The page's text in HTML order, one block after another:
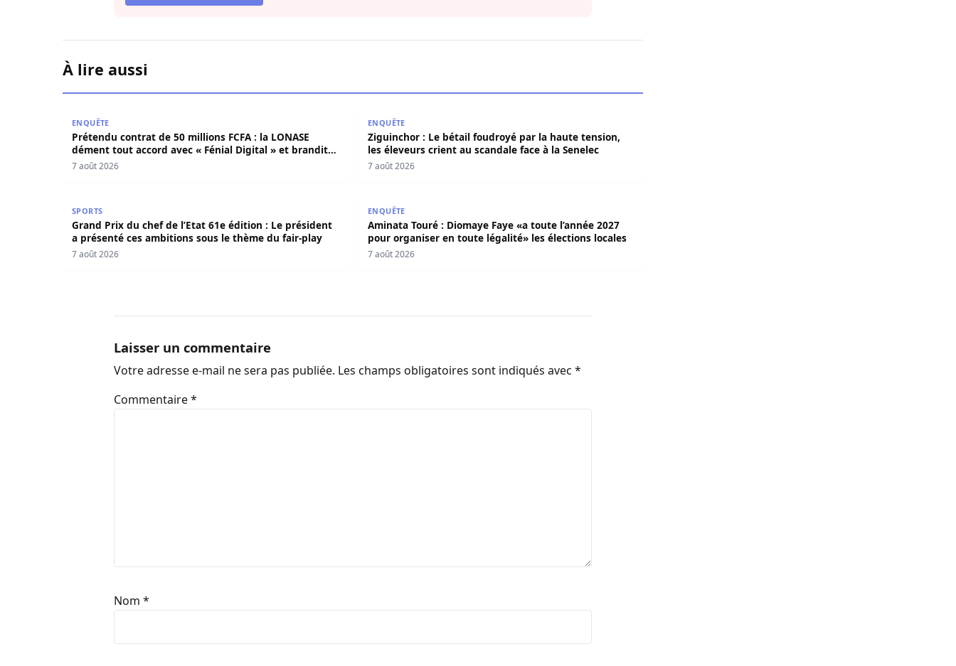
À lire aussi
ENQUÊTE
Prétendu contrat de 50 millions FCFA : la LONASE
dément tout accord avec « Fénial Digital » et brandit
la menace de poursuites
7 août 2026
ENQUÊTE
Ziguinchor : Le bétail foudroyé par la haute tension,
les éleveurs crient au scandale face à la Senelec
7 août 2026
SPORTS
Grand Prix du chef de l’Etat 61e édition : Le président
a présenté ces ambitions sous le thème du fair-play
7 août 2026
ENQUÊTE
Aminata Touré : Diomaye Faye «a toute l’année 2027
pour organiser en toute légalité» les élections locales
7 août 2026
Laisser un commentaire
Votre adresse e-mail ne sera pas publiée. Les champs obligatoires sont indiqués avec *
Commentaire*
Nom *